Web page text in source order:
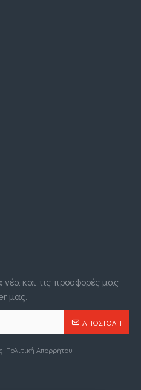
νέα και τις προσφορές μας
μας.
ΑΠΟΣΤΟΛΉ
Πολιτική Απορρήτου